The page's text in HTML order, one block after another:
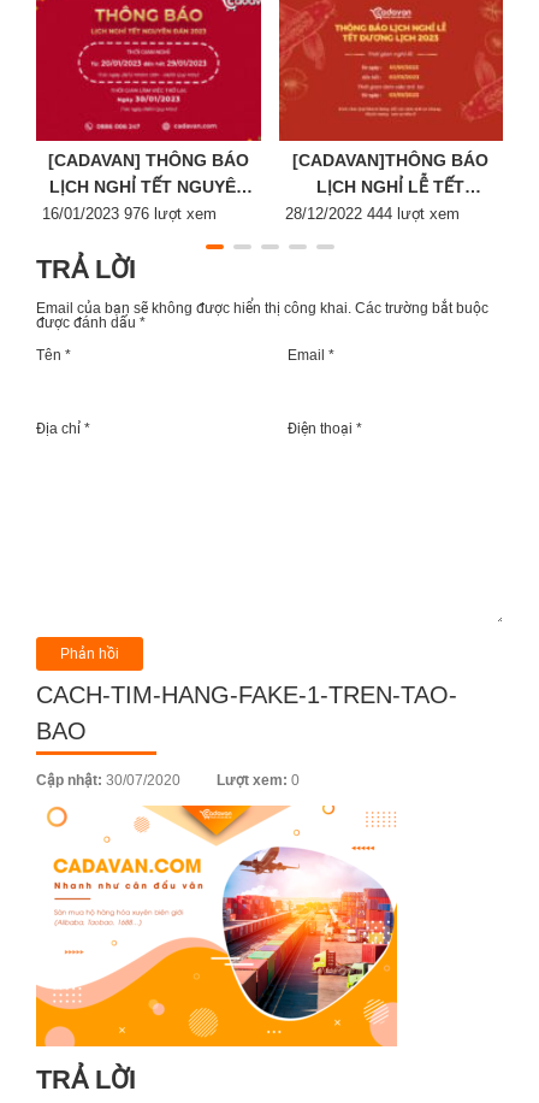
[CADAVAN] THÔNG BÁO
LỊCH NGHỈ TẾT NGUYÊN
ĐÁN 2023
Posted
16/01/2023 976 lượt xem
[CADAVAN]THÔNG BÁO
LỊCH NGHỈ LỄ TẾT
DƯƠNG LỊCH 2023
Posted
28/12/2022 444 lượt xem
TRẢ LỜI
Email của bạn sẽ không được hiển thị công khai. Các trường bắt buộc
được đánh dấu *
Tên *
Email *
Địa chỉ * Điện thoại *
CACH-TIM-HANG-FAKE-1-TREN-TAO-
BAO
Cập nhật: Posted
30/07/2020 Lượt xem: 0
TRẢ LỜI